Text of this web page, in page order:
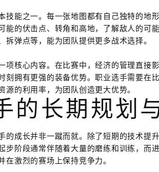
技能之一。每一张地图都有自己独特的地
能的伏击点、转角和高地，了解敌人的可
弹点等，能为团队提供更多战术选择。
核心内容。在比赛中，经济的管理直接
刻拥有更强的装备优势。职业选手需要在
的利用率，为团队创造更大优势。
的长期规划
成长并非一蹴而就。除了短期的技术提
步阶段通常伴随着大量的磨练和训练，而
激烈的赛场上保持竞争力。